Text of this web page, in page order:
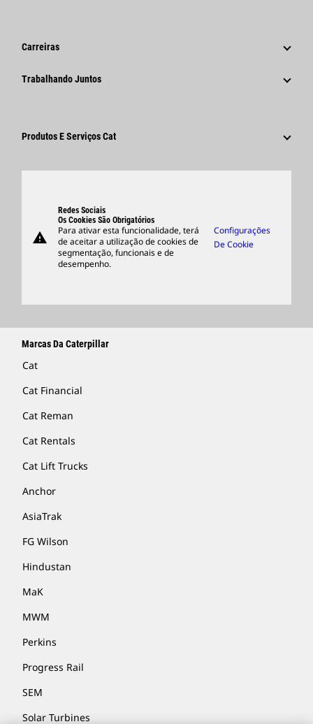
Código De Conduta
Inovação
Comunicados À Imprensa Corporativos
Carreiras
Por Que A Caterpillar?
Trabalhando Juntos
Fornecedores
Produtos E Serviços Cat
Suporte
Merchandise
Encontrar Um Revendedor
warning
Redes Sociais
Os Cookies São Obrigatórios
Para ativar esta funcionalidade, terá
de aceitar a utilização de cookies de
segmentação, funcionais e de
desempenho.
Configurações
De Cookie
Marcas Da Caterpillar
Cat
Cat Financial
Cat Reman
Cat Rentals
Cat Lift Trucks
Anchor
AsiaTrak
FG Wilson
Hindustan
MaK
MWM
Perkins
Progress Rail
SEM
Solar Turbines